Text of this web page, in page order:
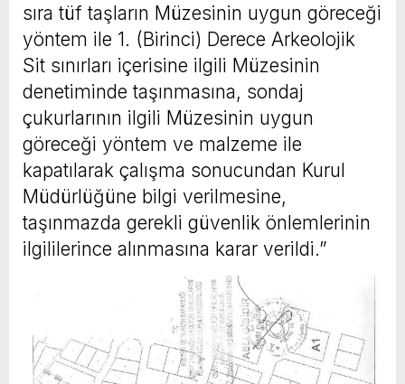
sıra tüf taşların Müzesinin uygun göreceği
yöntem ile 1. (Birinci) Derece Arkeolojik
Sit sınırları içerisine ilgili Müzesinin
denetiminde taşınmasına, sondaj
çukurlarının ilgili Müzesinin uygun
göreceği yöntem ve malzeme ile
kapatılarak çalışma sonucundan Kurul
Müdürlüğüne bilgi verilmesine,
taşınmazda gerekli güvenlik önlemlerinin
ilgililerince alınmasına karar verildi.”